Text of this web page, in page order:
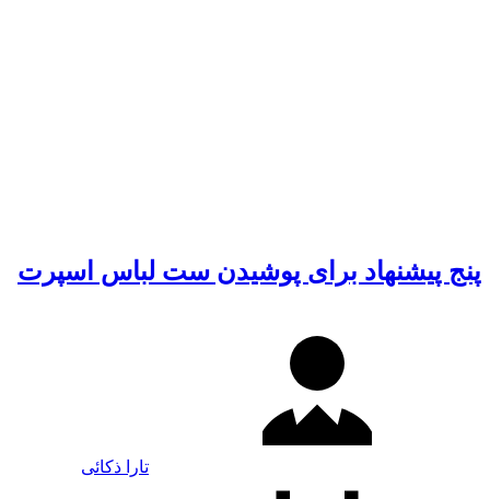
پنج پیشنهاد برای پوشیدن ست لباس اسپرت
تارا ذکائی